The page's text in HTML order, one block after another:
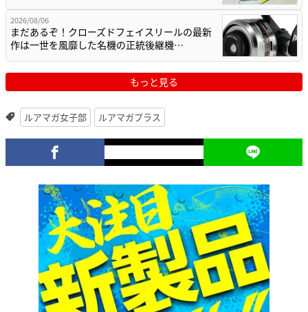
2026/08/06
まだあるぞ！クローズドフェイスリールの最新
作は一世を風靡した名機の正統後継機…
もっと見る
ルアマガ女子部 ルアマガプラス